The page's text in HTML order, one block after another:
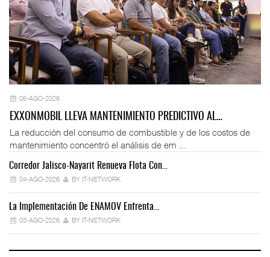
05-AGO-2026
EXXONMOBIL LLEVA MANTENIMIENTO PREDICTIVO AL…
La reducción del consumo de combustible y de los costos de
mantenimiento concentró el análisis de em ...
Corredor Jalisco-Nayarit Renueva Flota Con…
04-AGO-2026 BY IT-NETWORK
La Implementación De ENAMOV Enfrenta…
03-AGO-2026 BY IT-NETWORK